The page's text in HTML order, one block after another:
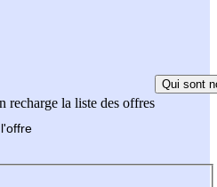
recharge la liste des offres
Qui sont